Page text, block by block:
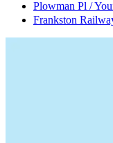
Plowman Pl /
Frankston